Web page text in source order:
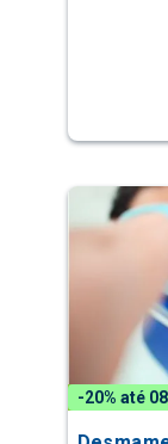
-20% até